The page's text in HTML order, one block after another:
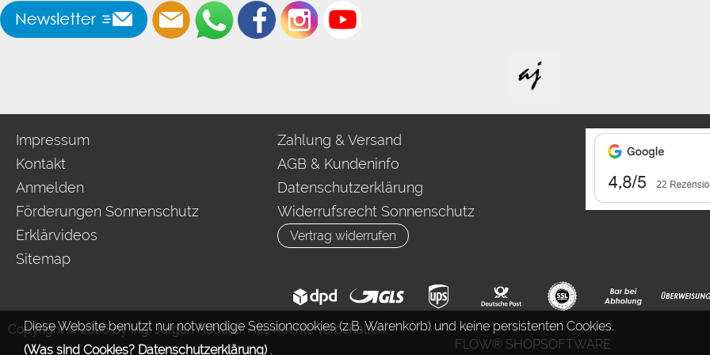
Diese Website benutzt nur notwendige Sessioncookies (z.B. Warenkorb) und keine persistenten Cookies.
(Was sind Cookies? Datenschutzerklärung) .
Impressum
Kontakt
Anmelden
Förderungen Sonnenschutz
Erklärvideos
Sitemap
Zahlung & Versand
AGB & Kundeninfo
Datenschutzerklärung
Widerrufsrecht Sonnenschutz
Vertrag widerrufen
Copyright © 2026 by Ing. Jürgen Auderer. Alle Rechte vorbehalten.
FLOW® SHOPSOFTWARE